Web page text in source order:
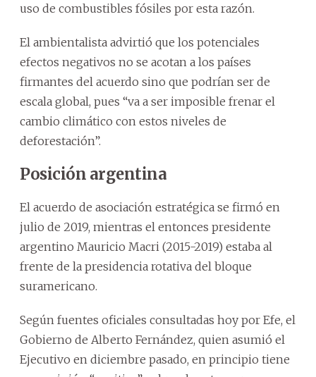
uso de combustibles fósiles por esta razón.
El ambientalista advirtió que los potenciales
efectos negativos no se acotan a los países
firmantes del acuerdo sino que podrían ser de
escala global, pues “va a ser imposible frenar el
cambio climático con estos niveles de
deforestación”.
Posición argentina
El acuerdo de asociación estratégica se firmó en
julio de 2019, mientras el entonces presidente
argentino Mauricio Macri (2015-2019) estaba al
frente de la presidencia rotativa del bloque
suramericano.
Según fuentes oficiales consultadas hoy por Efe, el
Gobierno de Alberto Fernández, quien asumió el
Ejecutivo en diciembre pasado, en principio tiene